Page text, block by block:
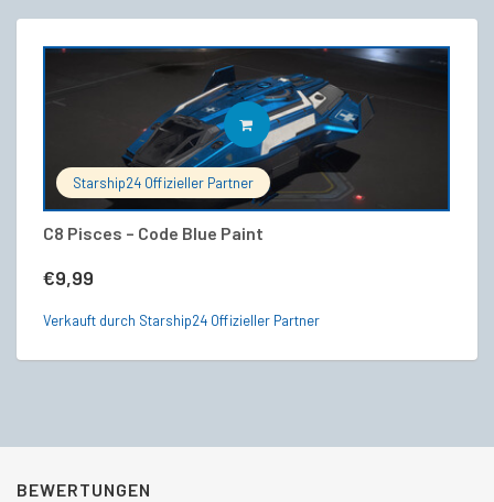
Starship24 Offizieller Partner
C8 Pisces – Code Blue Paint
€9,99
IN DEN WARENKORB
Verkauft durch Starship24 Offizieller Partner
BEWERTUNGEN